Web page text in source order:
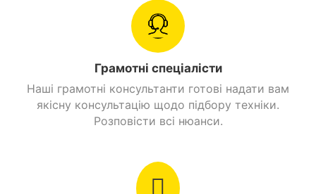
Грамотні спеціалісти
Наші грамотні консультанти готові надати вам
якісну консультацію щодо підбору техніки.
Розповісти всі нюанси.